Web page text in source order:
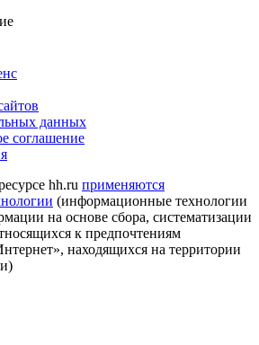
данных
соглашение
hh.ru применяются
(информационные технологии
на основе сбора, систематизации
к предпочтениям
находящихся на территории